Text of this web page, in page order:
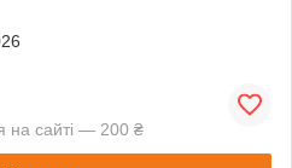
на сайті — 200 ₴